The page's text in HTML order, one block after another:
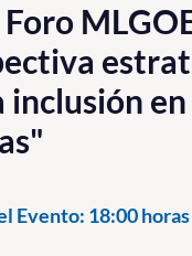
el Medio
inclusión en
Evento: 18:00 horas